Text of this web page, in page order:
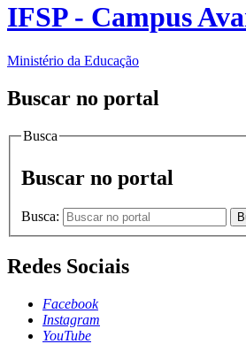
IFSP - Campus
Ministério da Educação
Buscar no portal
Busca
Buscar no portal
Busca:
Redes Sociais
Facebook
Instagram
YouTube